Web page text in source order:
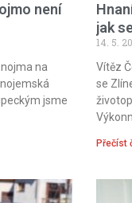
není
na
jsme
jak
14. 5.
Vítěz
se
Přečíst